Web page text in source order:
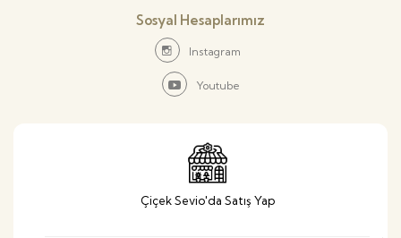
Sosyal Hesaplarımız
Instagram
Youtube
Çiçek Sevio'da Satış Yap